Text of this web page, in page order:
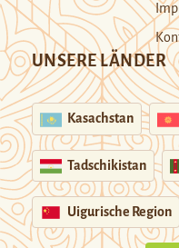
UNSERE LÄNDER
Kasachstan
Tadschikistan
Uigurische Region